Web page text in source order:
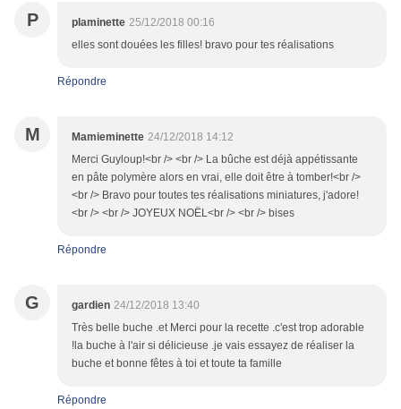
P plaminette 25/12/2018 00:16
elles sont douées les filles! bravo pour tes réalisations
Répondre
M Mamieminette 24/12/2018 14:12
Merci Guyloup!<br /> <br /> La bûche est déjà appétissante
en pâte polymère alors en vrai, elle doit être à tomber!<br />
<br /> Bravo pour toutes tes réalisations miniatures, j'adore!
<br /> <br /> JOYEUX NOËL<br /> <br /> bises
Répondre
G gardien 24/12/2018 13:40
Très belle buche .et Merci pour la recette .c'est trop adorable
!la buche à l'air si délicieuse .je vais essayez de réaliser la
buche et bonne fêtes à toi et toute ta famille
Répondre